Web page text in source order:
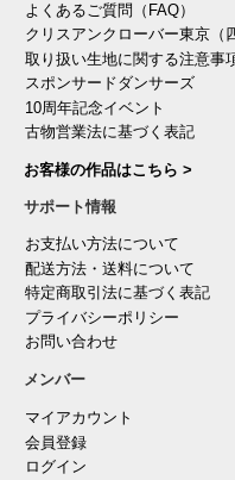
よくあるご質問（FAQ）
クリスアンクローバー東京（
取り扱い生地に関する注意事
スポンサードダンサーズ
10周年記念イベント
古物営業法に基づく表記
お客様の作品はこちら >
サポート情報
お支払い方法について
配送方法・送料について
特定商取引法に基づく表記
プライバシーポリシー
お問い合わせ
メンバー
マイアカウント
会員登録
ログイン